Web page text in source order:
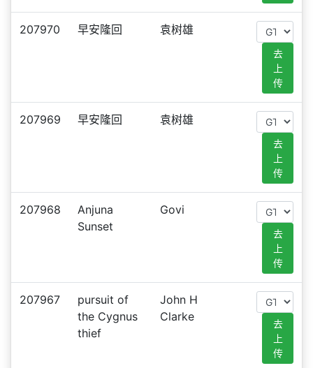
207970 早安隆回 袁树雄
去
上
传
207969 早安隆回 袁树雄
去
上
传
207968
Anjuna
Sunset
Govi
去
上
传
207967
pursuit of
the Cygnus
thief
John H
Clarke
去
上
传